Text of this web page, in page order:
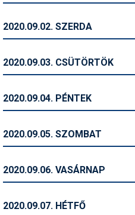
Ingatlan
Kerékpár
Magazinok
2020.09.02. SZERDA
2020.09.03. CSÜTÖRTÖK
2020.09.04. PÉNTEK
2020.09.05. SZOMBAT
2020.09.06. VASÁRNAP
2020.09.07. HÉTFŐ